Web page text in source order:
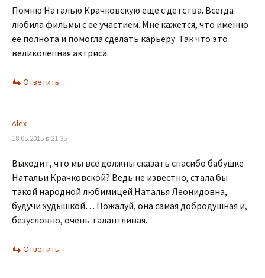
Помню Наталью Крачковскую еще с детства. Всегда
любила фильмы с ее участием. Мне кажется, что именно
ее полнота и помогла сделать карьеру. Так что это
великолепная актриса.
Ответить
Alex
18.05.2015 в 21:35
Выходит, что мы все должны сказать спасибо бабушке
Натальи Крачковской? Ведь не известно, стала бы
такой народной любимицей Наталья Леонидовна,
будучи худышкой… Пожалуй, она самая добродушная и,
безусловно, очень талантливая.
Ответить